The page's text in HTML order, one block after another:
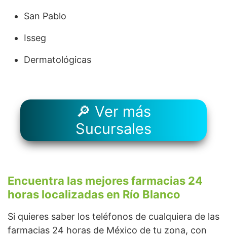
San Pablo
Isseg
Dermatológicas
🔎 Ver más
Sucursales
Encuentra las mejores farmacias 24
horas localizadas en Río Blanco
Si quieres saber los teléfonos de cualquiera de las
farmacias 24 horas de México de tu zona, con